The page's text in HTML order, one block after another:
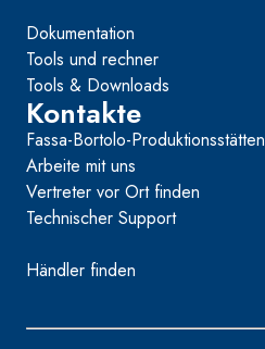
Dokumentation
Tools und rechner
Tools & Downloads
Kontakte
Fassa-Bortolo-Produktionsstätten
Arbeite mit uns
Vertreter vor Ort finden
Technischer Support
Händler finden